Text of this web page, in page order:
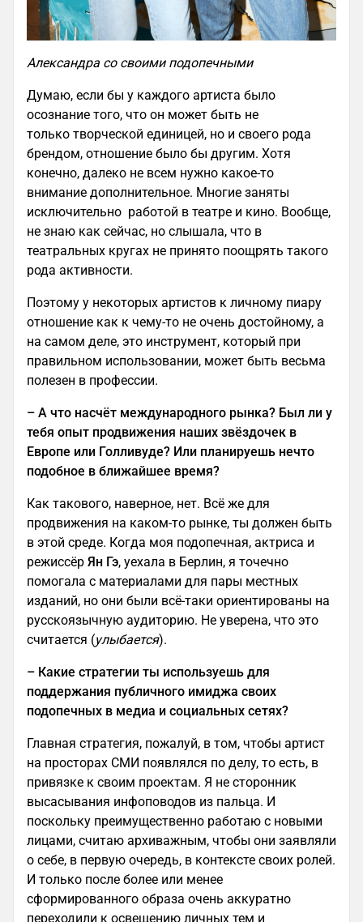
Александра со своими подопечными
Думаю, если бы у каждого артиста было
осознание того, что он может быть не
только творческой единицей, но и своего рода
брендом, отношение было бы другим. Хотя
конечно, далеко не всем нужно какое-то
внимание дополнительное. Многие заняты
исключительно работой в театре и кино. Вообще,
не знаю как сейчас, но слышала, что в
театральных кругах не принято поощрять такого
рода активности.
Поэтому у некоторых артистов к личному пиару
отношение как к чему-то не очень достойному, а
на самом деле, это инструмент, который при
правильном использовании, может быть весьма
полезен в профессии.
– А что насчёт международного рынка? Был ли у
тебя опыт продвижения наших звёздочек в
Европе или Голливуде? Или планируешь нечто
подобное в ближайшее время?
Как такового, наверное, нет. Всё же для
продвижения на каком-то рынке, ты должен быть
в этой среде. Когда моя подопечная, актриса и
режиссёр Ян Гэ, уехала в Берлин, я точечно
помогала с материалами для пары местных
изданий, но они были всё-таки ориентированы на
русскоязычную аудиторию. Не уверена, что это
считается (улыбается).
– Какие стратегии ты используешь для
поддержания публичного имиджа своих
подопечных в медиа и социальных сетях?
Главная стратегия, пожалуй, в том, чтобы артист
на просторах СМИ появлялся по делу, то есть, в
привязке к своим проектам. Я не сторонник
высасывания инфоповодов из пальца. И
поскольку преимущественно работаю с новыми
лицами, считаю архиважным, чтобы они заявляли
о себе, в первую очередь, в контексте своих ролей.
И только после более или менее
сформированного образа очень аккуратно
переходили к освещению личных тем и